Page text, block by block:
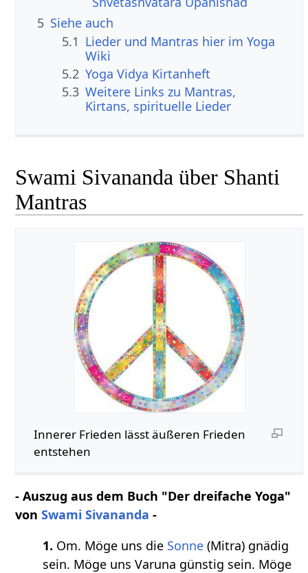
5 Siehe auch
5.1 Lieder und Mantras hier im Yoga
Wiki
5.2 Yoga Vidya Kirtanheft
5.3 Weitere Links zu Mantras,
Kirtans, spirituelle Lieder
Swami Sivananda über Shanti
Mantras
Innerer Frieden lässt äußeren Frieden
entstehen
- Auszug aus dem Buch "Der dreifache Yoga"
vonSwami Sivananda -
1. Om. Möge uns die Sonne (Mitra) gnädig
sein. Möge uns Varuna günstig sein. Möge